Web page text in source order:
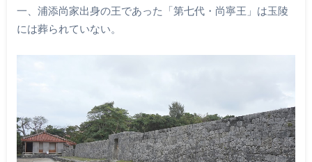
一、浦添尚家出身の王であった「第七代・尚寧王」は玉陵
には葬られていない。